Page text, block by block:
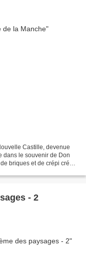
Castille, devenue
dans le souvenir de Don
briques et de crépi créent
- 2